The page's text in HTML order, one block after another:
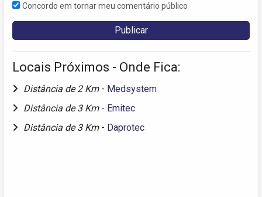
Concordo em tornar meu comentário público
Locais Próximos - Onde Fica:
Distância de 2 Km - Medsystem
Distância de 3 Km - Emitec
Distância de 3 Km - Daprotec